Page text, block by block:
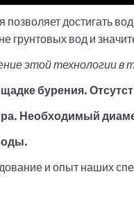
достигать
грунтовых вод и
этой технологии в
бурения.
Необходимый
и опыт наших